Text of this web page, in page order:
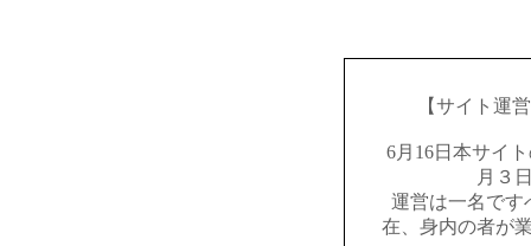
【サイト運
6月16日本サイ
月３
運営は一名です
在、身内の者が